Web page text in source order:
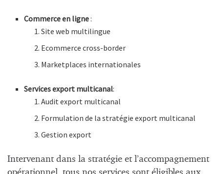
Commerce en ligne:
Site web multilingue
Ecommerce cross-border
Marketplaces internationales
Services export multicanal:
Audit export multicanal
Formulation de la stratégie export multicanal
Gestion export
Intervenant dans la stratégie et l’accompagnement